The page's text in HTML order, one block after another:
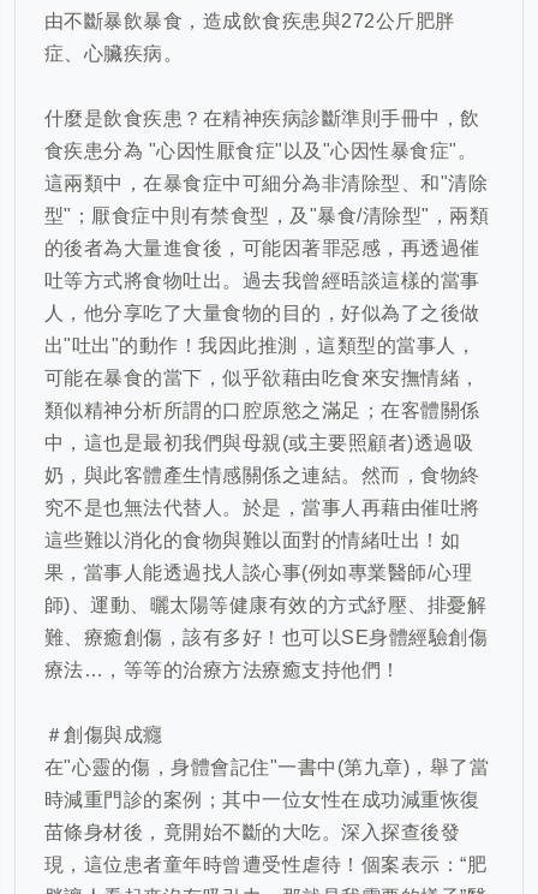
由不斷暴飲暴食，造成飲食疾患與272公斤肥胖
症、心臟疾病。
什麼是飲食疾患？在精神疾病診斷準則手冊中，飲
食疾患分為 "心因性厭食症" 以及 "心因性暴食症" 。
這兩類中，在暴食症中可細分為非清除型、和"清除
型" ；厭食症中則有禁食型，及 "暴食/清除型" ，兩類
的後者為大量進食後，可能因著罪惡感，再透過催
吐等方式將食物吐出。過去我曾經晤談這樣的當事
人，他分享吃了大量食物的目的，好似為了之後做
出" 吐出"的動作！我因此推測，這類型的當事人，
可能在暴食的當下，似乎欲藉由吃食來安撫情緒，
類似精神分析所謂的口腔原慾之滿足；在客體關係
中，這也是最初我們與母親(或主要照顧者)透過吸
奶，與此客體產生情感關係之連結。然而，食物終
究不是也無法代替人。於是，當事人再藉由催吐將
這些難以消化的食物與難以面對的情緒吐出！如
果，當事人能透過找人談心事(例如專業醫師/心理
師) 、運動、曬太陽等健康有效的方式紓壓、排憂解
難、療癒創傷，該有多好！也可以SE身體經驗創傷
療法…，等等的治療方法療癒支持他們！
＃創傷與成癮
在"心靈的傷，身體會記住"一書中 (第九章) ，舉了當
時減重門診的案例；其中一位女性在成功減重恢復
苗條身材後，竟開始不斷的大吃。深入探查後發
現，這位患者童年時曾遭受性虐待！個案表示：“肥